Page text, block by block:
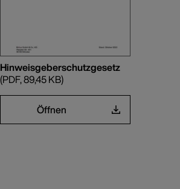
Hinweisgeberschutzgesetz
(PDF, 89,45 KB)
Öffnen